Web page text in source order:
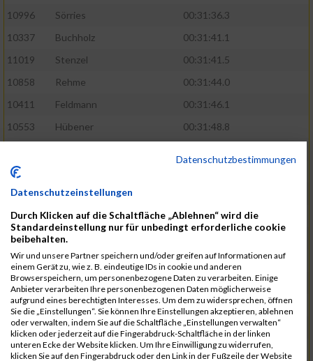
10996
Sörries
00:31:36.3
10337
Buchholz
00:31:41.1
11019
Stenzel
00:31:41.5
10858
Rehme
00:31:44.0
10411
Feldmann
00:31:46.1
10553
Hübener
00:31:48.8
10646
10676
Kricke
11128
Wünsch
00:31:58.4
10492
Hanisch
10634
Knauft
00:31:59.1
10868
Restemeier
00:31:59.2
10480
Gutsche
00:32:01.9
10953
Schuenemann
00:32:03.0
10498
Hartmann 00:32:03.1
Datenschutzbestimmungen
Datenschutzeinstellungen
Durch Klicken auf die Schaltfläche „Ablehnen“ wird die
Standardeinstellung nur für unbedingt erforderliche cookie
beibehalten.
Wir und unsere Partner speichern und/oder greifen auf Informationen auf
einem Gerät zu, wie z. B. eindeutige IDs in cookie und anderen
Browserspeichern, um personenbezogene Daten zu verarbeiten. Einige
Anbieter verarbeiten Ihre personenbezogenen Daten möglicherweise
aufgrund eines berechtigten Interesses. Um dem zu widersprechen, öffnen
Sie die „Einstellungen“. Sie können Ihre Einstellungen akzeptieren, ablehnen
oder verwalten, indem Sie auf die Schaltfläche „Einstellungen verwalten“
klicken oder jederzeit auf die Fingerabdruck-Schaltfläche in der linken
unteren Ecke der Website klicken. Um Ihre Einwilligung zu widerrufen,
klicken Sie auf den Fingerabdruck oder den Link in der Fußzeile der Website